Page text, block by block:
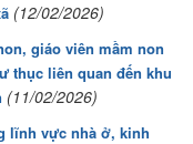
(12/02/2026)
giáo viên mầm non
thục liên quan đến khu
(11/02/2026)
lĩnh vực nhà ở, kinh